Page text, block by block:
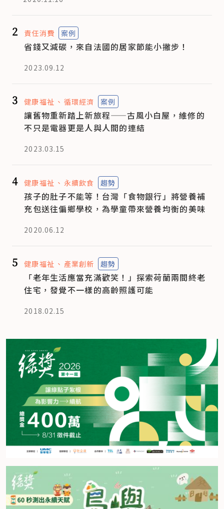
2 責任消費 案例
省錢又減碳，來自法國的居家節能小撇步！
2023.09.12
3 健康福祉 循環經濟 案例
讓舊物重新踏上新旅程——古風小白屋，維修的
不只是電器更是人與人間的連結
2023.03.15
4 健康福祉 永續飲食 趨勢
孩子的肚子不能等！台灣「食物銀行」將營養補
充包送往偏鄉學校，為學童帶來營養均衡的美味
2020.06.12
5 健康福祉 產業創新 趨勢
「老年生活應當充滿歡笑！」探索荷蘭兩間終老
住宅，發覺不一樣的高齡照護可能
2018.02.15